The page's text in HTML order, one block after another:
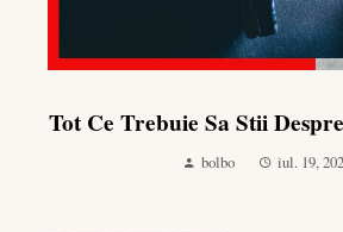
Tot Ce Trebuie Sa Stii
bolbo iul. 19,